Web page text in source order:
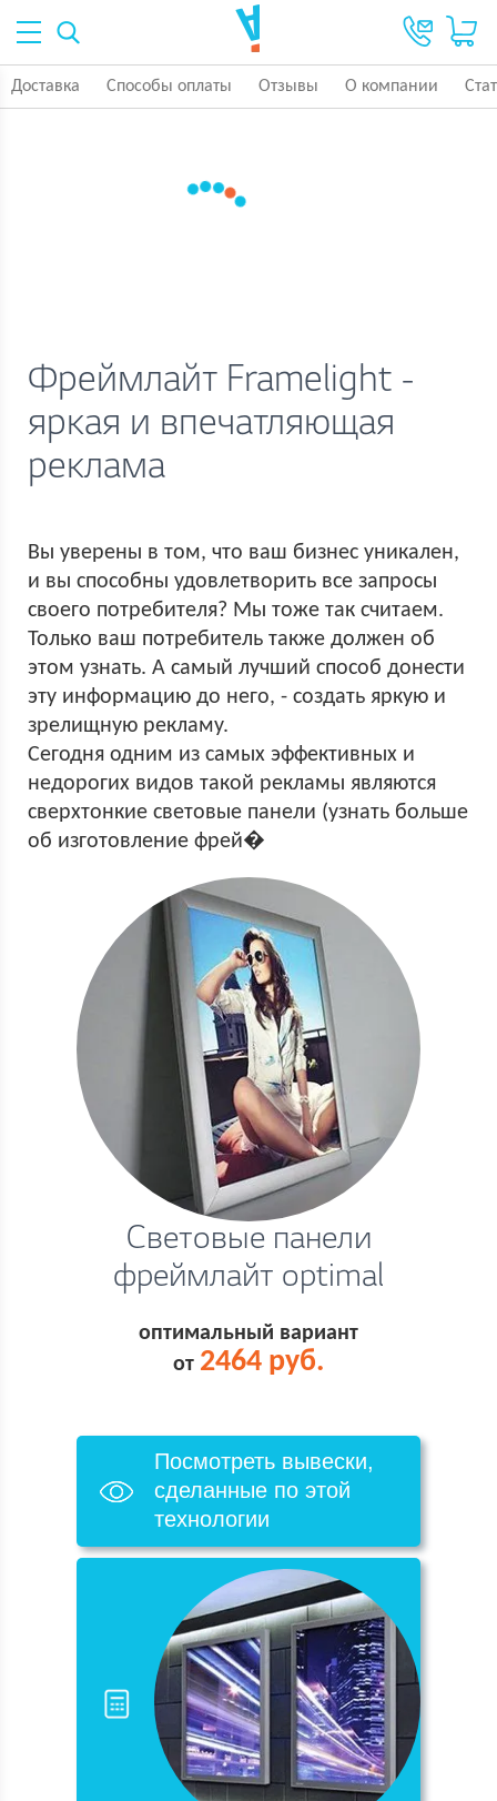
Доставка Способы оплаты Отзывы О компании
Фреймлайт Framelight -
яркая и впечатляющая
реклама
Вы уверены в том, что ваш бизнес уникален,
и вы способны удовлетворить все запросы
своего потребителя? Мы тоже так считаем.
Только ваш потребитель также должен об
этом узнать. А самый лучший способ донести
эту информацию до него, - создать яркую и
зрелищную рекламу.
Сегодня одним из самых эффективных и
недорогих видов такой рекламы являются
сверхтонкие световые панели (узнать больше
об изготовление фрей�
Световые панели
фреймлайт optimal
оптимальный вариант
от 2464 руб.
Посмотреть вывески,
сделанные по этой
технологии